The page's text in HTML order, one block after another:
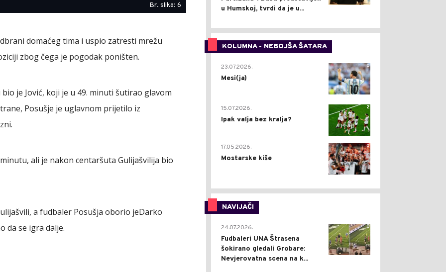
Br. slika: 6
domaćeg tima i uspio zatresti mrežu
zbog čega je pogodak poništen.
je Jović, koji je u 49. minuti šutirao glavom
Posušje je uglavnom prijetilo iz
ali je nakon centaršuta Gulijašvilija bio
a fudbaler Posušja oborio jeDarko
da se igra dalje.
u Humskoj, tvrdi da je u...
KOLUMNA - NEBOJŠA ŠATARA
0
23.07.2026.
Mesi(ja)
2
15.07.2026.
Ipak valja bez kralja?
0
17.05.2026.
Mostarske kiše
NAVIJAČI
0
24.07.2026.
Fudbaleri UNA Štrasena
šokirano gledali Grobare:
Nevjerovatna scena na k...